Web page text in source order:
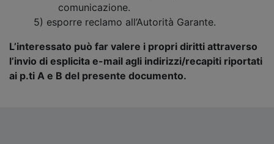
comunicazione.
5) esporre reclamo all’Autorità Garante.
L’interessato può far valere i propri diritti attraverso
l’invio di esplicita e-mail agli indirizzi/recapiti riportati
ai p.ti A e B del presente documento.